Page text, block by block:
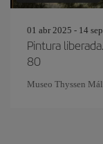
01 abr 2025 - 14
Pintura
80
Museo Thyssen